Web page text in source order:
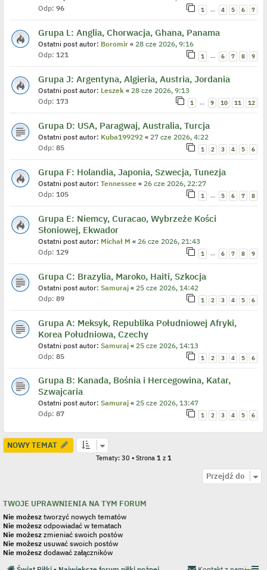
Odp: 96 1 … 4 5 6 7
Grupa L: Anglia, Chorwacja, Ghana, Panama
Ostatni post autor: Boromir « 28 cze 2026, 9:16
Odp: 121 1 … 6 7 8 9
Grupa J: Argentyna, Algieria, Austria, Jordania
Ostatni post autor: Leszek « 28 cze 2026, 9:13
Odp: 173 1 … 9 10 11 12
Grupa D: USA, Paragwaj, Australia, Turcja
Ostatni post autor: Kuba199292 « 27 cze 2026, 4:22
Odp: 85 1 2 3 4 5 6
Grupa F: Holandia, Japonia, Szwecja, Tunezja
Ostatni post autor: Tennessee « 26 cze 2026, 22:27
Odp: 105 1 … 5 6 7 8
Grupa E: Niemcy, Curacao, Wybrzeże Kości
Słoniowej, Ekwador
Ostatni post autor: Michał M « 26 cze 2026, 21:43
Odp: 129 1 … 6 7 8 9
Grupa C: Brazylia, Maroko, Haiti, Szkocja
Ostatni post autor: Samuraj « 25 cze 2026, 14:42
Odp: 89 1 2 3 4 5 6
Grupa A: Meksyk, Republika Południowej Afryki,
Korea Południowa, Czechy
Ostatni post autor: Samuraj « 25 cze 2026, 14:13
Odp: 85 1 2 3 4 5 6
Grupa B: Kanada, Bośnia i Hercegowina, Katar,
Szwajcaria
Ostatni post autor: Samuraj « 25 cze 2026, 13:47
Odp: 87 1 2 3 4 5 6
NOWY TEMAT
Tematy: 30 • Strona 1z 1
Przejdź do
TWOJE UPRAWNIENIA NA TYM FORUM
Nie możesz tworzyć nowych tematów
Nie możesz odpowiadać w tematach
Nie możesz zmieniać swoich postów
Nie możesz usuwać swoich postów
Nie możesz dodawać załączników